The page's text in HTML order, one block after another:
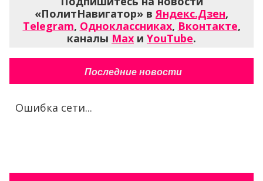
«ПолитНавигатор» вЯндекс.Дзен,
Telegram, Одноклассниках, Вконтакте,
каналы Max и YouTube.
Последние новости
Ошибка сети...